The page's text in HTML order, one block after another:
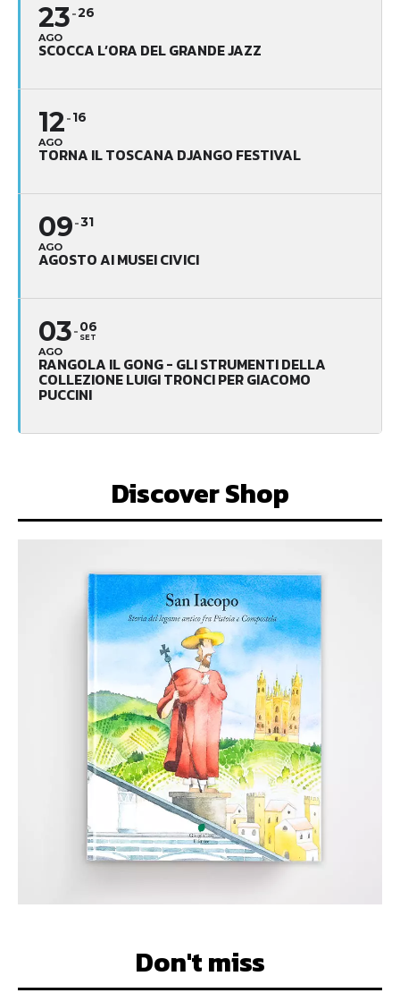
23
AGO
26
SCOCCA L’ORA DEL GRANDE JAZZ
12
AGO
16
TORNA IL TOSCANA DJANGO FESTIVAL
09
AGO
31
AGOSTO AI MUSEI CIVICI
03
AGO
06
SET
RANGOLA IL GONG - GLI STRUMENTI DELLA
COLLEZIONE LUIGI TRONCI PER GIACOMO
PUCCINI
Discover Shop
Don't miss